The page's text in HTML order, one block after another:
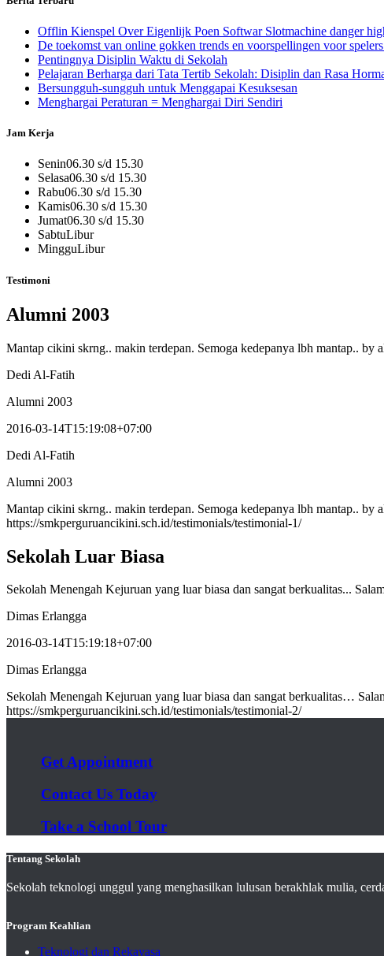
Offlin Kienspel Over Eigenlijk Poen Softwar Slotmachine danger
De toekomst van online gokken trends en voorspellingen voor
Pentingnya Disiplin Waktu di Sekolah
Pelajaran Berharga dari Tata Tertib Sekolah: Disiplin dan Rasa
Bersungguh-sungguh untuk Menggapai Kesuksesan
Menghargai Peraturan = Menghargai Diri Sendiri
Jam Kerja
Senin06.30 s/d 15.30
Selasa06.30 s/d 15.30
Rabu06.30 s/d 15.30
Kamis06.30 s/d 15.30
Jumat06.30 s/d 15.30
SabtuLibur
MingguLibur
Testimoni
Alumni 2003
Mantap cikini skrng.. makin terdepan. Semoga kedepanya lbh mantap.. by
Dedi Al-Fatih
Alumni 2003
2016-03-14T15:19:08+07:00
Dedi Al-Fatih
Alumni 2003
Mantap cikini skrng.. makin terdepan. Semoga kedepanya lbh mantap.. by
https://smkperguruancikini.sch.id/testimonials/testimonial-1/
Sekolah Luar Biasa
Sekolah Menengah Kejuruan yang luar biasa dan sangat berkualitas...
Dimas Erlangga
2016-03-14T15:19:18+07:00
Dimas Erlangga
Sekolah Menengah Kejuruan yang luar biasa dan sangat berkualitas…
https://smkperguruancikini.sch.id/testimonials/testimonial-2/
Get Appointment
Contact Us Today
Take a School Tour
Tentang Sekolah
Sekolah teknologi unggul yang menghasilkan lulusan berakhlak mulia,
Program Keahlian
Teknologi dan Rekayasa